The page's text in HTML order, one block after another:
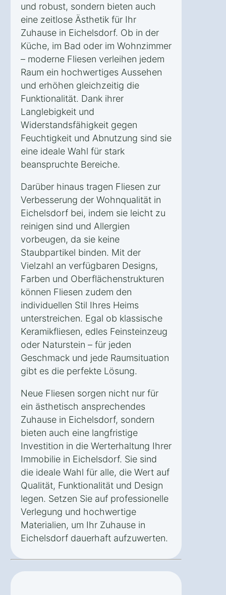
und robust, sondern bieten auch
eine zeitlose Ästhetik für Ihr
Zuhause in Eichelsdorf. Ob in der
Küche, im Bad oder im Wohnzimmer
– moderne Fliesen verleihen jedem
Raum ein hochwertiges Aussehen
und erhöhen gleichzeitig die
Funktionalität. Dank ihrer
Langlebigkeit und
Widerstandsfähigkeit gegen
Feuchtigkeit und Abnutzung sind sie
eine ideale Wahl für stark
beanspruchte Bereiche.
Darüber hinaus tragen Fliesen zur
Verbesserung der Wohnqualität in
Eichelsdorf bei, indem sie leicht zu
reinigen sind und Allergien
vorbeugen, da sie keine
Staubpartikel binden. Mit der
Vielzahl an verfügbaren Designs,
Farben und Oberflächenstrukturen
können Fliesen zudem den
individuellen Stil Ihres Heims
unterstreichen. Egal ob klassische
Keramikfliesen, edles Feinsteinzeug
oder Naturstein – für jeden
Geschmack und jede Raumsituation
gibt es die perfekte Lösung.
Neue Fliesen sorgen nicht nur für
ein ästhetisch ansprechendes
Zuhause in Eichelsdorf, sondern
bieten auch eine langfristige
Investition in die Werterhaltung Ihrer
Immobilie in Eichelsdorf. Sie sind
die ideale Wahl für alle, die Wert auf
Qualität, Funktionalität und Design
legen. Setzen Sie auf professionelle
Verlegung und hochwertige
Materialien, um Ihr Zuhause in
Eichelsdorf dauerhaft aufzuwerten.